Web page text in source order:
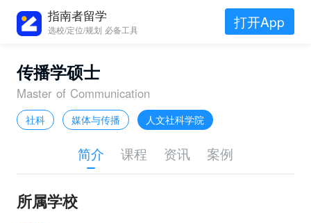
指南者留学
选校/定位/规划 必备工具 打开App
传播学硕士
Master of Communication
社科 媒体与传播 人文社科学院
简介 课程 资讯 案例
所属学校